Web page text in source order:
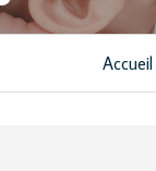
Accueil